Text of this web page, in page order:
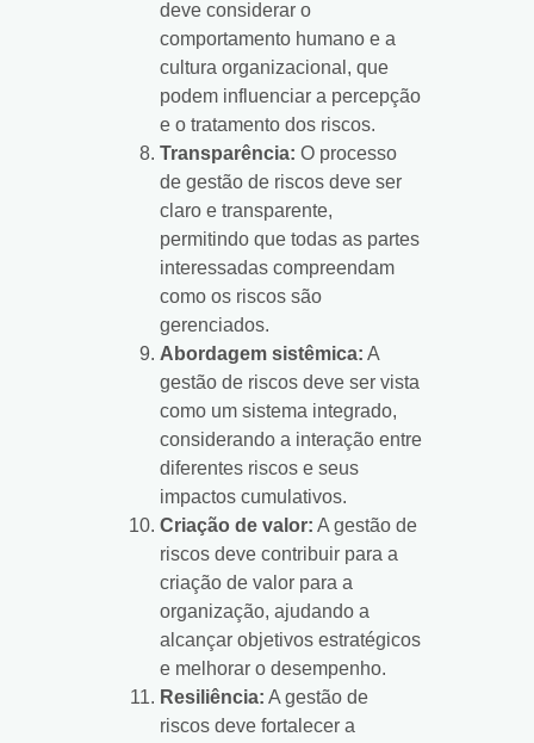
deve considerar o
comportamento humano e a
cultura organizacional, que
podem influenciar a percepção
e o tratamento dos riscos.
Transparência: O processo
de gestão de riscos deve ser
claro e transparente,
permitindo que todas as partes
interessadas compreendam
como os riscos são
gerenciados.
Abordagem sistêmica: A
gestão de riscos deve ser vista
como um sistema integrado,
considerando a interação entre
diferentes riscos e seus
impactos cumulativos.
Criação de valor: A gestão de
riscos deve contribuir para a
criação de valor para a
organização, ajudando a
alcançar objetivos estratégicos
e melhorar o desempenho.
Resiliência: A gestão de
riscos deve fortalecer a